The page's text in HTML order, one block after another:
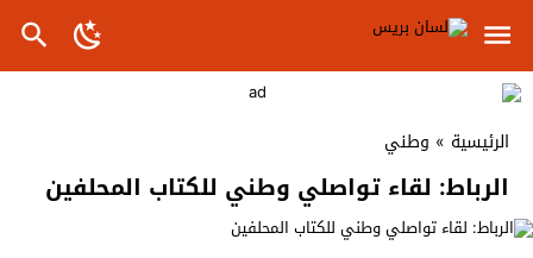
الرئيسية » وطني
الرباط: لقاء تواصلي وطني للكتاب المحلفين